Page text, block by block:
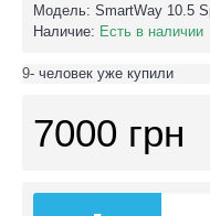
Модель: SmartWay 10.5
Наличие: Есть в наличии
9- человек уже купили
7000 грн